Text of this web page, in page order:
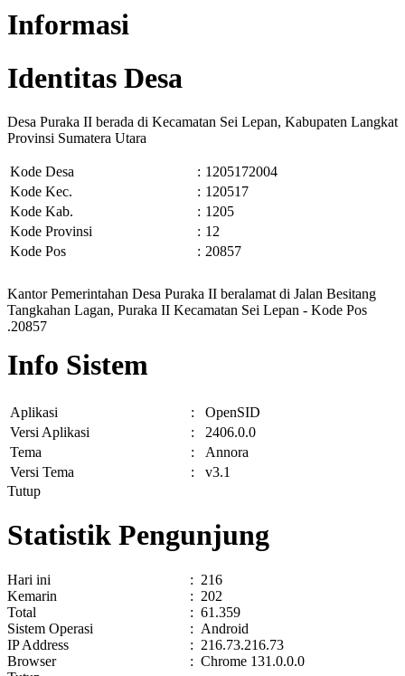
Informasi
Identitas Desa
Desa Puraka II berada di Kecamatan Sei Lepan, Kabupaten Langkat
Provinsi Sumatera Utara
Kode Desa : 1205172004
Kode Kec.
: 120517
Kode Kab.
: 1205
Kode Provinsi
: 12
Kode Pos
: 20857
Kantor Pemerintahan Desa Puraka II beralamat di Jalan Besitang
Tangkahan Lagan, Puraka II Kecamatan Sei Lepan - Kode Pos
.20857
Info Sistem
Aplikasi :
OpenSID
Versi Aplikasi
:
2406.0.0
Tema
:
Annora
Versi Tema
:
v3.1
Tutup
Statistik Pengunjung
Hari ini : 216
Kemarin
: 202
Total
: 61.359
Sistem Operasi
: Android
IP Address
: 216.73.216.73
Browser
: Chrome 131.0.0.0